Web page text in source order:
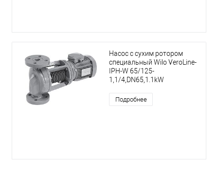
Насос с сухим ротором
специальный Wilo VeroLine-
IPH-W 65/125-
1,1/4,DN65,1.1kW
Подробнее